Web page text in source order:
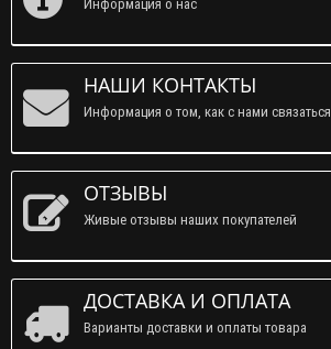
Информация о нас
НАШИ КОНТАКТЫ
Информация о том, как с нами связаться
ОТЗЫВЫ
Живые отзывы наших покупателей
ДОСТАВКА И ОПЛАТА
Варианты доставки и оплаты товара